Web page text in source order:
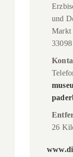
und
Markt
26